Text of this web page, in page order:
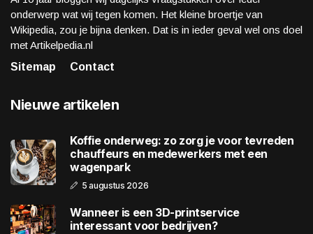
onderwerp wat wij tegen komen. Het kleine broertje van
Wikipedia, zou je bijna denken. Dat is in ieder geval wel ons doel
met Artikelpedia.nl
Sitemap
Contact
Nieuwe artikelen
Koffie onderweg: zo zorg je voor tevreden
chauffeurs en medewerkers met een
wagenpark
5 augustus 2026
Wanneer is een 3D-printservice
interessant voor bedrijven?